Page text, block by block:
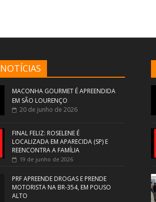
MACONHA GOURMET É APREENDIDA
EM SÃO LOURENÇO
20 de junho de 2026
FINAL FELIZ: ROSELENE É
LOCALIZADA EM APARECIDA (SP) E
REENCONTRA A FAMÍLIA
19 de junho de 2026
PRF APREENDE DROGAS E PRENDE
MOTORISTA NA BR-354, EM POUSO
ALTO